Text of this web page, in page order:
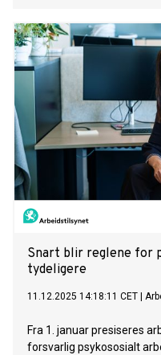
Snart blir reglene for
tydeligere
11.12.2025 14:18:11 CET
Fra 1. januar presiseres
forsvarlig psykososialt